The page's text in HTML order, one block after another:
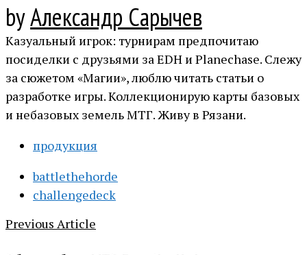
byАлександр Сарычев
Казуальный игрок: турнирам предпочитаю
посиделки с друзьями за EDH и Planechase. Слежу
за сюжетом «Магии», люблю читать статьи о
разработке игры. Коллекционирую карты базовых
и небазовых земель МТГ. Живу в Рязани.
продукция
battlethehorde
challengedeck
Previous Article